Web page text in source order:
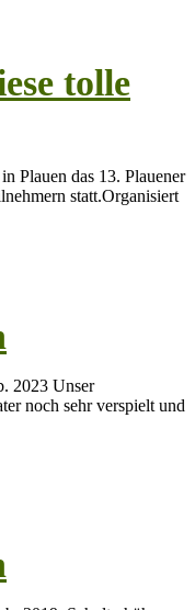
tolle
Plauen das 13. Plauener
statt.Organisiert
2023 Unser
noch sehr verspielt und